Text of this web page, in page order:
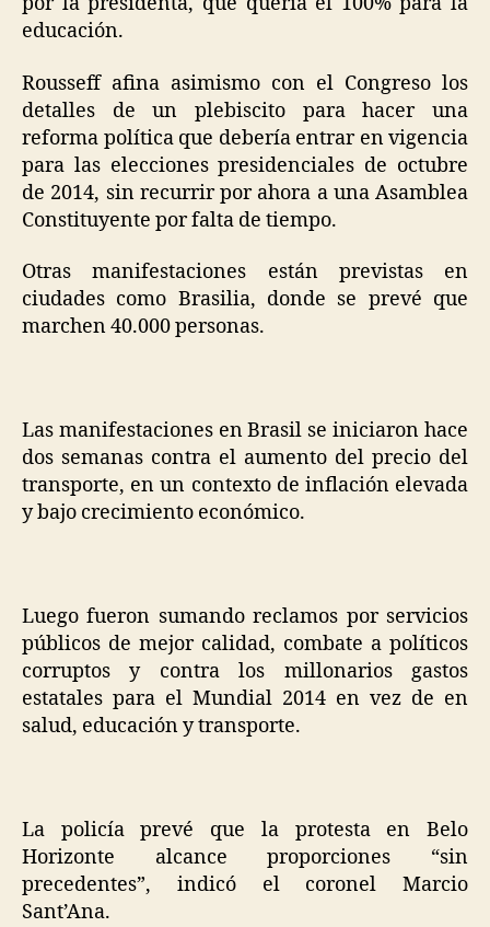
educación.
Rousseff afina asimismo con el Congreso los
detalles de un plebiscito para hacer una
reforma política que debería entrar en vigencia
para las elecciones presidenciales de octubre
de 2014, sin recurrir por ahora a una Asamblea
Constituyente por falta de tiempo.
Otras manifestaciones están previstas en
ciudades como Brasilia, donde se prevé que
marchen 40.000 personas.
Las manifestaciones en Brasil se iniciaron hace
dos semanas contra el aumento del precio del
transporte, en un contexto de inflación elevada
y bajo crecimiento económico.
Luego fueron sumando reclamos por servicios
públicos de mejor calidad, combate a políticos
corruptos y contra los millonarios gastos
estatales para el Mundial 2014 en vez de en
salud, educación y transporte.
La policía prevé que la protesta en Belo
Horizonte alcance proporciones “sin
precedentes”, indicó el coronel Marcio
Sant’Ana.